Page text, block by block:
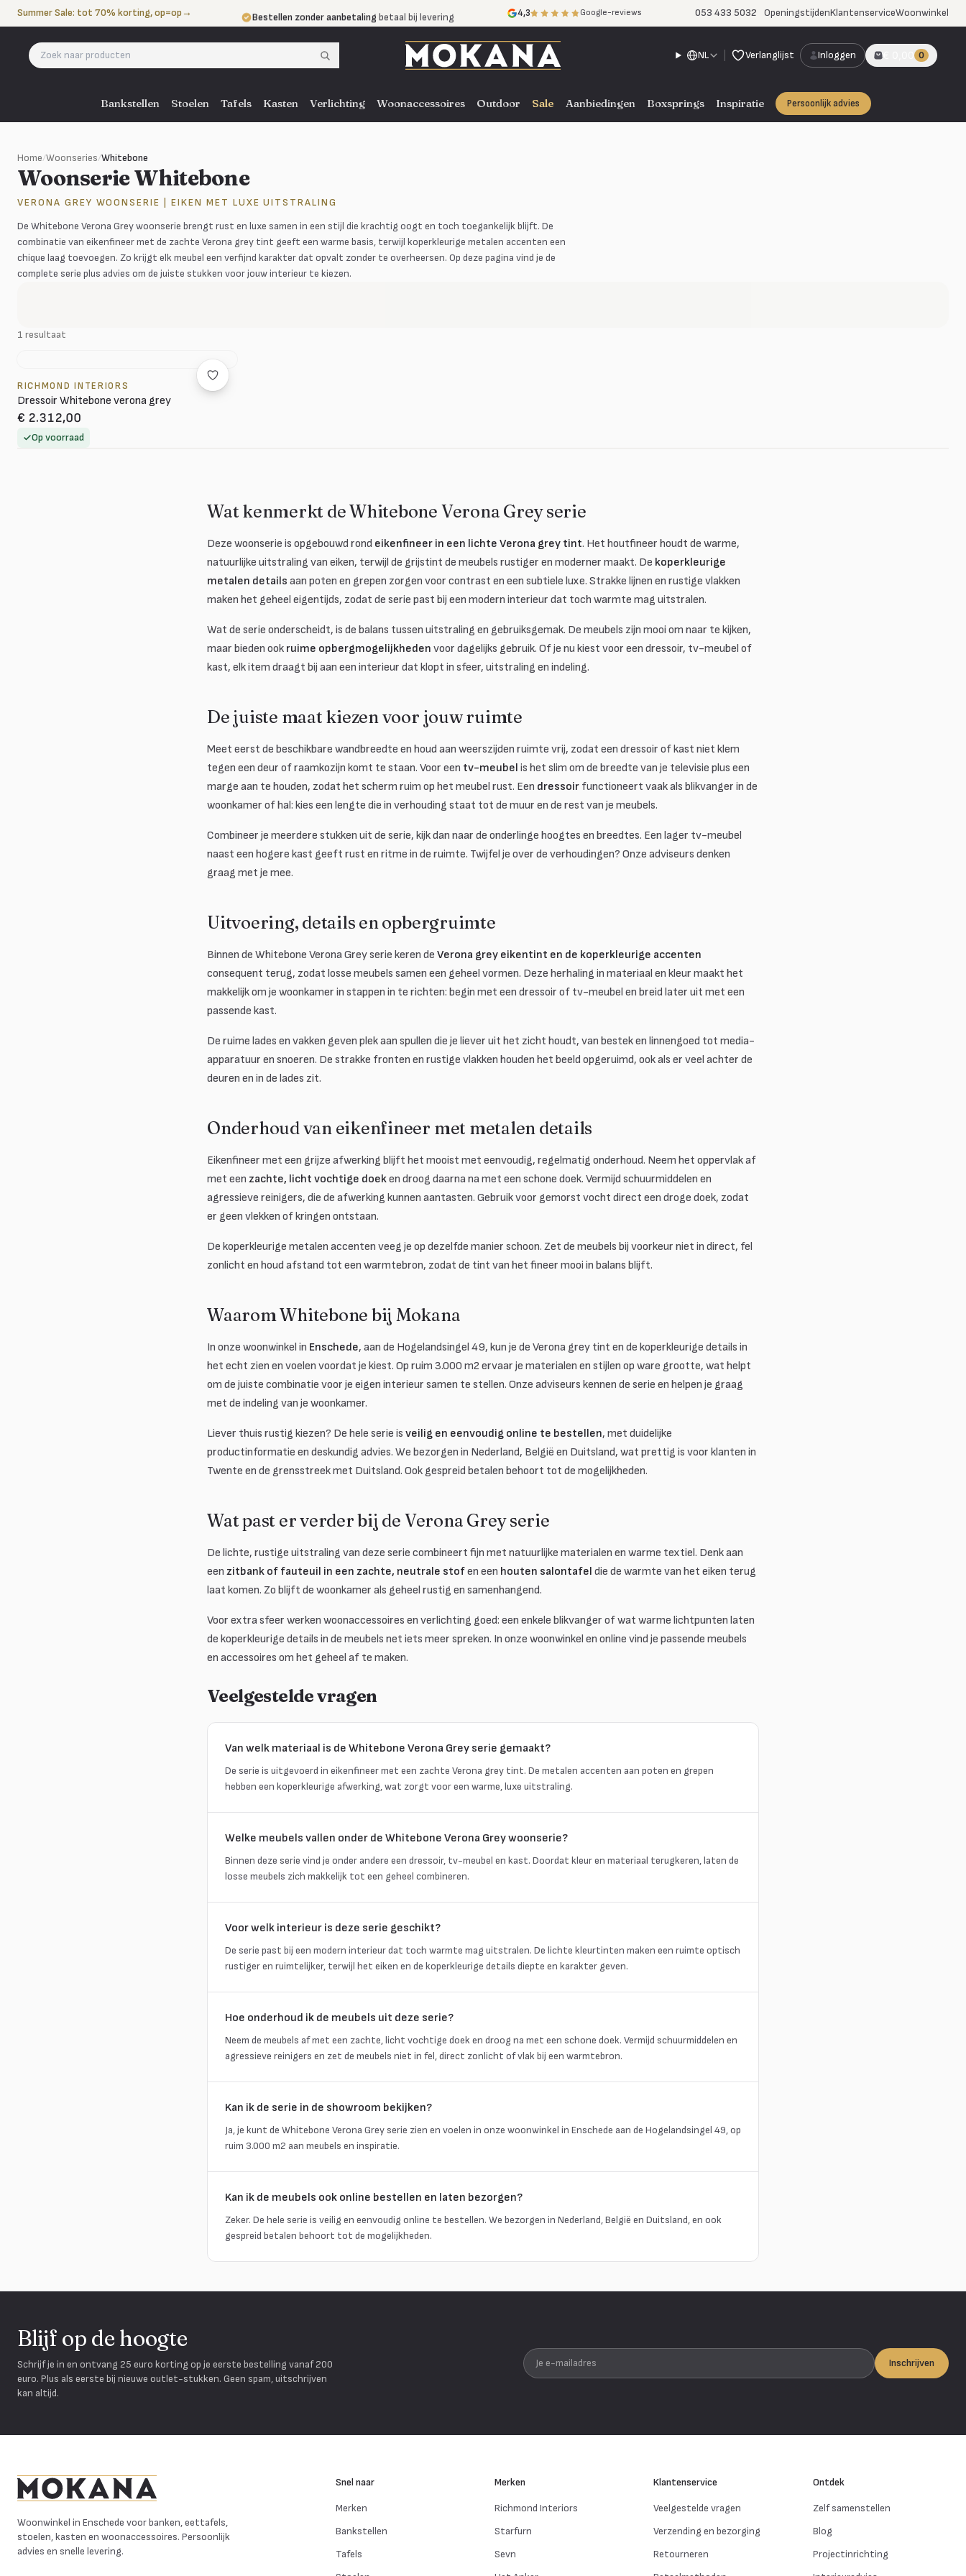
Naar de inhoud
Summer Sale: tot 70% korting, op=op→ Bestellen zonder aanbetaling betaal bij levering
Eigen bezorgdienst door heel NL, BE en DE
4,3 Google-reviews 053 433 5032 OpeningstijdenKlantenserviceWoonwinkel
NL Verlanglijst Inloggen € 0,00 0
Bankstellen Stoelen Tafels Kasten Verlichting Woonaccessoires Outdoor Sale Aanbiedingen Boxsprings Inspiratie Persoonlijk advies
Home/Woonseries/Whitebone
Woonserie Whitebone
VERONA GREY WOONSERIE | EIKEN MET LUXE UITSTRALING
De Whitebone Verona Grey woonserie brengt rust en luxe samen in een stijl die krachtig oogt en toch toegankelijk blijft. De
combinatie van eikenfineer met de zachte Verona grey tint geeft een warme basis, terwijl koperkleurige metalen accenten een
chique laag toevoegen. Zo krijgt elk meubel een verfijnd karakter dat opvalt zonder te overheersen. Op deze pagina vind je de
complete serie plus advies om de juiste stukken voor jouw interieur te kiezen.
1 resultaat
RICHMOND INTERIORS
Dressoir Whitebone verona grey
€ 2.312,00
Op voorraad
Wat kenmerkt de Whitebone Verona Grey serie
Deze woonserie is opgebouwd rond eikenfineer in een lichte Verona grey tint. Het houtfineer houdt de warme,
natuurlijke uitstraling van eiken, terwijl de grijstint de meubels rustiger en moderner maakt. De koperkleurige
metalen details aan poten en grepen zorgen voor contrast en een subtiele luxe. Strakke lijnen en rustige vlakken
maken het geheel eigentijds, zodat de serie past bij een modern interieur dat toch warmte mag uitstralen.
Wat de serie onderscheidt, is de balans tussen uitstraling en gebruiksgemak. De meubels zijn mooi om naar te kijken,
maar bieden ook ruime opbergmogelijkheden voor dagelijks gebruik. Of je nu kiest voor een dressoir, tv-meubel of
kast, elk item draagt bij aan een interieur dat klopt in sfeer, uitstraling en indeling.
De juiste maat kiezen voor jouw ruimte
Meet eerst de beschikbare wandbreedte en houd aan weerszijden ruimte vrij, zodat een dressoir of kast niet klem
tegen een deur of raamkozijn komt te staan. Voor een tv-meubel is het slim om de breedte van je televisie plus een
marge aan te houden, zodat het scherm ruim op het meubel rust. Een dressoir functioneert vaak als blikvanger in de
woonkamer of hal: kies een lengte die in verhouding staat tot de muur en de rest van je meubels.
Combineer je meerdere stukken uit de serie, kijk dan naar de onderlinge hoogtes en breedtes. Een lager tv-meubel
naast een hogere kast geeft rust en ritme in de ruimte. Twijfel je over de verhoudingen? Onze adviseurs denken
graag met je mee.
Uitvoering, details en opbergruimte
Binnen de Whitebone Verona Grey serie keren de Verona grey eikentint en de koperkleurige accenten
consequent terug, zodat losse meubels samen een geheel vormen. Deze herhaling in materiaal en kleur maakt het
makkelijk om je woonkamer in stappen in te richten: begin met een dressoir of tv-meubel en breid later uit met een
passende kast.
De ruime lades en vakken geven plek aan spullen die je liever uit het zicht houdt, van bestek en linnengoed tot media-
apparatuur en snoeren. De strakke fronten en rustige vlakken houden het beeld opgeruimd, ook als er veel achter de
deuren en in de lades zit.
Onderhoud van eikenfineer met metalen details
Eikenfineer met een grijze afwerking blijft het mooist met eenvoudig, regelmatig onderhoud. Neem het oppervlak af
met een zachte, licht vochtige doeken droog daarna na met een schone doek. Vermijd schuurmiddelen en
agressieve reinigers, die de afwerking kunnen aantasten. Gebruik voor gemorst vocht direct een droge doek, zodat
er geen vlekken of kringen ontstaan.
De koperkleurige metalen accenten veeg je op dezelfde manier schoon. Zet de meubels bij voorkeur niet in direct, fel
zonlicht en houd afstand tot een warmtebron, zodat de tint van het fineer mooi in balans blijft.
Waarom Whitebone bij Mokana
In onze woonwinkel in Enschede, aan de Hogelandsingel 49, kun je de Verona grey tint en de koperkleurige details in
het echt zien en voelen voordat je kiest. Op ruim 3.000 m2 ervaar je materialen en stijlen op ware grootte, wat helpt
om de juiste combinatie voor je eigen interieur samen te stellen. Onze adviseurs kennen de serie en helpen je graag
met de indeling van je woonkamer.
Liever thuis rustig kiezen? De hele serie is veilig en eenvoudig online te bestellen, met duidelijke
productinformatie en deskundig advies. We bezorgen in Nederland, België en Duitsland, wat prettig is voor klanten in
Twente en de grensstreek met Duitsland. Ook gespreid betalen behoort tot de mogelijkheden.
Wat past er verder bij de Verona Grey serie
De lichte, rustige uitstraling van deze serie combineert fijn met natuurlijke materialen en warme textiel. Denk aan
een zitbank of fauteuil in een zachte, neutrale stofen een houten salontafel die de warmte van het eiken terug
laat komen. Zo blijft de woonkamer als geheel rustig en samenhangend.
Voor extra sfeer werken woonaccessoires en verlichting goed: een enkele blikvanger of wat warme lichtpunten laten
de koperkleurige details in de meubels net iets meer spreken. In onze woonwinkel en online vind je passende meubels
en accessoires om het geheel af te maken.
Veelgestelde vragen
Van welk materiaal is de Whitebone Verona Grey serie gemaakt?
De serie is uitgevoerd in eikenfineer met een zachte Verona grey tint. De metalen accenten aan poten en grepen
hebben een koperkleurige afwerking, wat zorgt voor een warme, luxe uitstraling.
Welke meubels vallen onder de Whitebone Verona Grey woonserie?
Binnen deze serie vind je onder andere een dressoir, tv-meubel en kast. Doordat kleur en materiaal terugkeren, laten de
losse meubels zich makkelijk tot een geheel combineren.
Voor welk interieur is deze serie geschikt?
De serie past bij een modern interieur dat toch warmte mag uitstralen. De lichte kleurtinten maken een ruimte optisch
rustiger en ruimtelijker, terwijl het eiken en de koperkleurige details diepte en karakter geven.
Hoe onderhoud ik de meubels uit deze serie?
Neem de meubels af met een zachte, licht vochtige doek en droog na met een schone doek. Vermijd schuurmiddelen en
agressieve reinigers en zet de meubels niet in fel, direct zonlicht of vlak bij een warmtebron.
Kan ik de serie in de showroom bekijken?
Ja, je kunt de Whitebone Verona Grey serie zien en voelen in onze woonwinkel in Enschede aan de Hogelandsingel 49, op
ruim 3.000 m2 aan meubels en inspiratie.
Kan ik de meubels ook online bestellen en laten bezorgen?
Zeker. De hele serie is veilig en eenvoudig online te bestellen. We bezorgen in Nederland, België en Duitsland, en ook
gespreid betalen behoort tot de mogelijkheden.
Blijf op de hoogte
Schrijf je in en ontvang 25 euro korting op je eerste bestelling vanaf 200
euro. Plus als eerste bij nieuwe outlet-stukken. Geen spam, uitschrijven
kan altijd.
Je e-mailadres
Inschrijven
Woonwinkel in Enschede voor banken, eettafels,
stoelen, kasten en woonaccessoires. Persoonlijk
advies en snelle levering.
Snel naar
Merken
Bankstellen
Tafels
Merken
Richmond Interiors
Starfurn
Sevn
Klantenservice
Veelgestelde vragen
Verzending en bezorging
Retourneren
Ontdek
Zelf samenstellen
Blog
Projectinrichting